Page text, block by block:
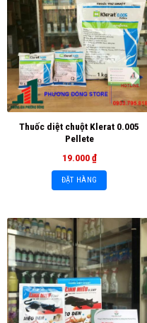
Thuốc diệt chuột Klerat 0.005
Pellete
19.000₫
ĐẶT HÀNG